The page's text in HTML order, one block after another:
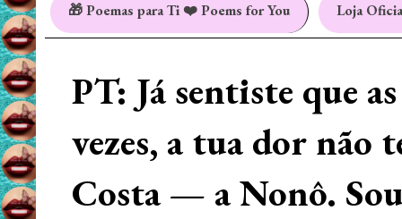
🎁 Poemas para Ti ❤️ Poems for You Loja
PT: Já sentiste que
vezes, a tua dor não
Costa — a Nonô.